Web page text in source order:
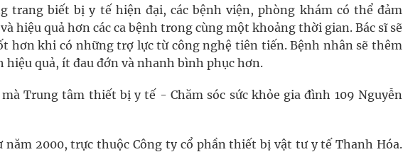
trang biết bị y tế hiện đại, các bệnh viện, phòng khám có thể đảm
hiệu quả hơn các ca bệnh trong cùng một khoảng thời gian. Bác sĩ sẽ
hơn khi có những trợ lực từ công nghệ tiên tiến. Bệnh nhân sẽ thêm
hiệu quả, ít đau đớn và nhanh bình phục hơn.
Trung tâm thiết bị y tế - Chăm sóc sức khỏe gia đình 109 Nguyễn
2000, trực thuộc Công ty cổ phần thiết bị vật tư y tế Thanh Hóa.